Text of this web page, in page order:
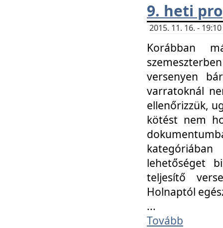
9. heti
2015. 11. 16. -
Korábban
versenyen
varratoknál
ellenőrizzük,
kötést nem
lehetőséget
teljesítő
Holnaptól
...
Tovább